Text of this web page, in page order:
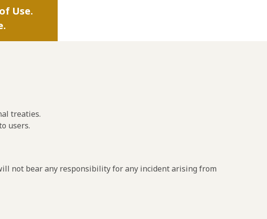
Use.
treaties.
users.
not bear any responsibility for any incident arising from